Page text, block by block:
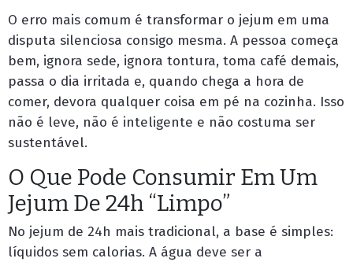
O erro mais comum é transformar o jejum em uma
disputa silenciosa consigo mesma. A pessoa começa
bem, ignora sede, ignora tontura, toma café demais,
passa o dia irritada e, quando chega a hora de
comer, devora qualquer coisa em pé na cozinha. Isso
não é leve, não é inteligente e não costuma ser
sustentável.
O Que Pode Consumir Em Um
Jejum De 24h “Limpo”
No jejum de 24h mais tradicional, a base é simples:
líquidos sem calorias. A água deve ser a